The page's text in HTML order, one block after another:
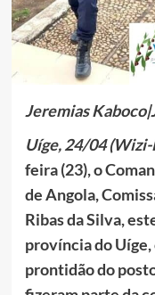
Jeremias
Uíge, 24/04
feira (23), o
de Angola,
Ribas da Silva,
província do
prontidão do